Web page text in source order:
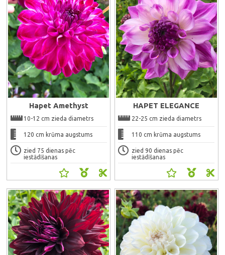
Hapet Amethyst
10-12 cm zieda diametrs
120 cm krūma augstums
zied 75 dienas pēc
iestādīšanas
HAPET ELEGANCE
22-25 cm zieda diametrs
110 cm krūma augstums
zied 90 dienas pēc
iestādīšanas
Ātrais skats Ātrais skats